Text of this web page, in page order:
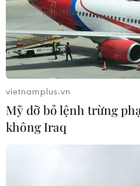
Sẽ hoàn thành các
cao tốc Bắc-Nam
vietnamplus.vn
Mỹ dỡ bỏ lệnh trừng
không Iraq